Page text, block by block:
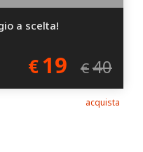
a scelta!
€19 €40
acquista